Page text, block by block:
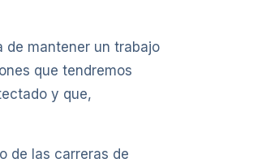
de mantener un trabajo
que tendremos
y que,
de las carreras de